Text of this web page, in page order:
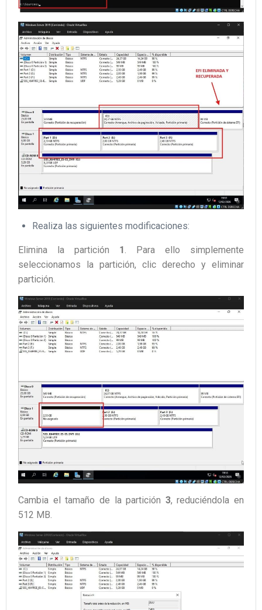
Realiza las siguientes modificaciones:
Elimina la partición 1
. Para ello simplemente
seleccionamos la partición, clic derecho y eliminar
partición.
Cambia el tamaño de la partición 3, reduciéndola en
512 MB.